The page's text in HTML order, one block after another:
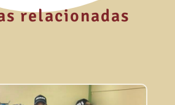
relacionadas